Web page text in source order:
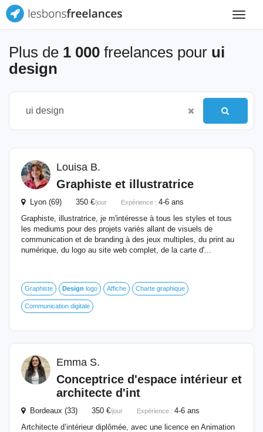
Toggle
Plus de 1 000 freelances pour ui
design
Louisa B.
Graphiste et illustratrice
Lyon (69) 350 €/jour Expérience : 4-6 ans
Graphiste, illustratrice, je m'intéresse à tous les styles et tous
les mediums pour des projets variés allant de visuels de
communication et de branding à des jeux multiples, du print au
numérique, du logo au site web complet, de la carte d'...
Graphiste Design logo Affiche Charte graphique
Communication digitale
Emma S.
Conceptrice d'espace intérieur et
architecte d'int
Bordeaux (33) 350 €/jour Expérience : 4-6 ans
Artchitecte d’intérieur diplômée, avec une licence en Animation